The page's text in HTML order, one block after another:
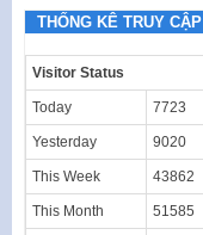
THỐNG KÊ TRUY CẬP
Visitor Status
Today 7723
Yesterday 9020
This Week 43862
This Month 51585